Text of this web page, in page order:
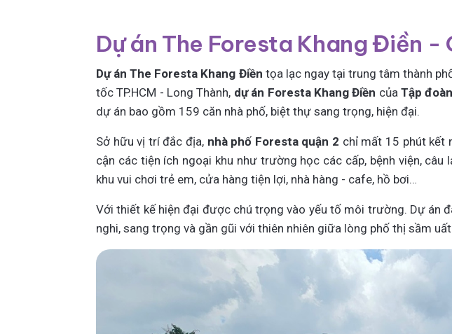
Dự án The Foresta Khang Điền -
Dự án The Foresta Khang Điền tọa lạc ngay tại trung tâm thành
tốc TP.HCM - Long Thành, dự án Foresta Khang Điền của Tập
dự án bao gồm 159 căn nhà phố, biệt thự sang trọng, hiện đại.
Sở hữu vị trí đắc địa, nhà phố Foresta quận 2 chỉ mất 15 phút kết
cận các tiện ích ngoại khu như trường học các cấp, bệnh viện,
khu vui chơi trẻ em, cửa hàng tiện lợi, nhà hàng - cafe, hồ bơi…
Với thiết kế hiện đại được chú trọng vào yếu tố môi trường. Dự
nghi, sang trọng và gần gũi với thiên nhiên giữa lòng phố thị sầm